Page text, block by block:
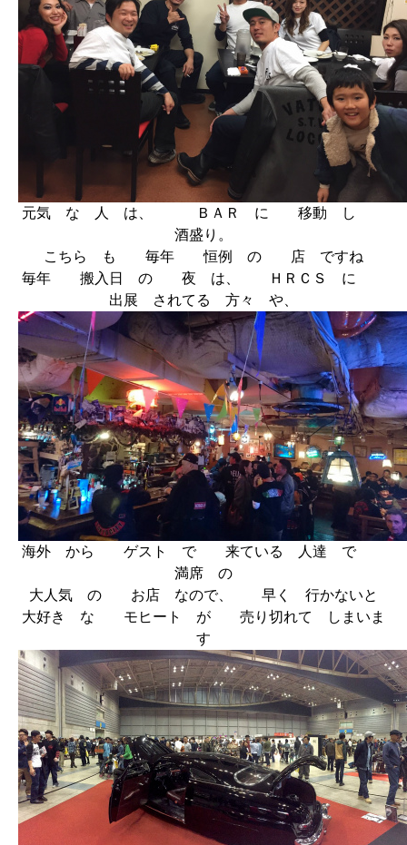
元気 な 人 は、 ＢＡＲ に 移動 し
酒盛り。
こちら も 毎年 恒例 の 店 ですね
毎年 搬入日 の 夜 は、 ＨＲＣＳ に
出展 されてる 方々 や、
海外 から ゲスト で 来ている 人達 で
満席 の
大人気 の お店 なので、 早く 行かないと
大好き な モヒート が 売り切れて しまいま
す